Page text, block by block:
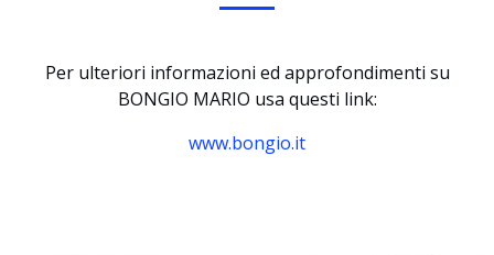
Per ulteriori informazioni ed approfondimenti su
BONGIO MARIO usa questi link:
www.bongio.it